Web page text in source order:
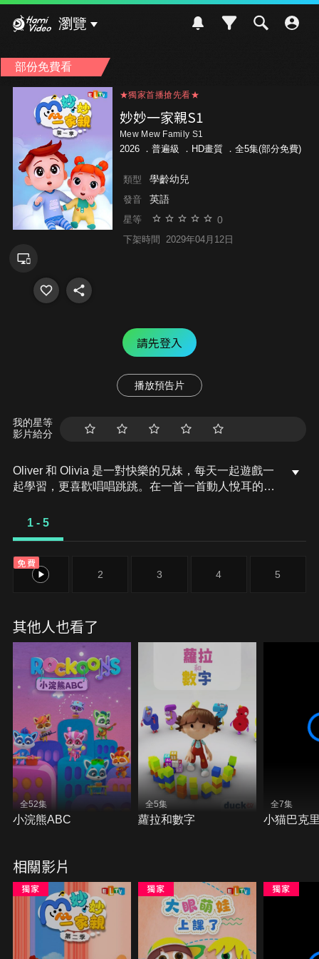
瀏覽
部份免費看
★獨家首播搶先看★
★獨家首播搶先看★
妙妙一家親S1
Mew Mew Family S1
2026 ． 普遍級 ．HD畫質 ．全5集(部分免費)
類型 學齡幼兒
發音 英語
星等 0
下架時間 2029年04月12日
請先登入
播放預告片
我的星等
影片給分
Oliver 和 Olivia 是一對快樂的兄妹，每天一起遊戲一
起學習，更喜歡唱唱跳跳。在一首一首動人悅耳的英
彼此的情感。奧利佛在哪裡？、倫敦橋要塌了、如果
1 - 5
免費
1 2 3 4 5
其他人也看了
全52集
小浣熊ABC
全5集
蘿拉和數字
全7集
小猫巴克
相關影片